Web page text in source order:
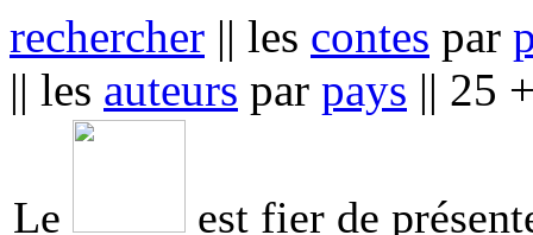
rechercher || les contes par
|| les auteurs par pays || 25
Le est fier de